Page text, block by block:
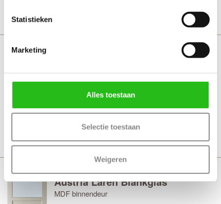
Statistieken
Marketing
Alles toestaan
Selectie toestaan
Weigeren
MDF binnendeur
5 werkdagen Vanaf € 374,-
Bekijk
Austria Laren Blankglas
MDF binnendeur